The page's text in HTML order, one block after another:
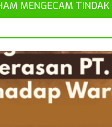
MENGECAM TINDAK